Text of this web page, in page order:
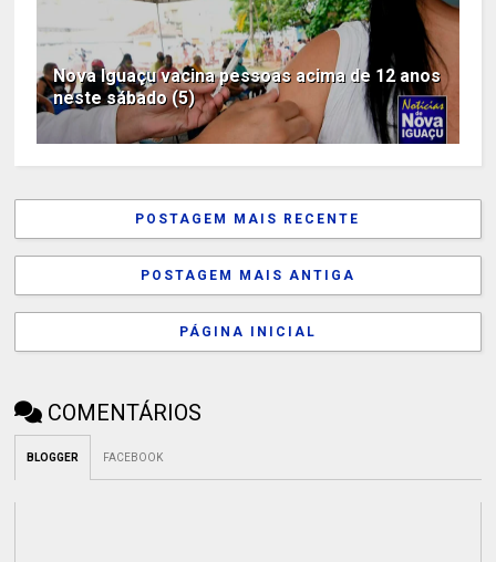
Nova Iguaçu vacina pessoas acima de 12 anos
neste sábado (5)
POSTAGEM MAIS RECENTE
POSTAGEM MAIS ANTIGA
PÁGINA INICIAL
COMENTÁRIOS
BLOGGER FACEBOOK